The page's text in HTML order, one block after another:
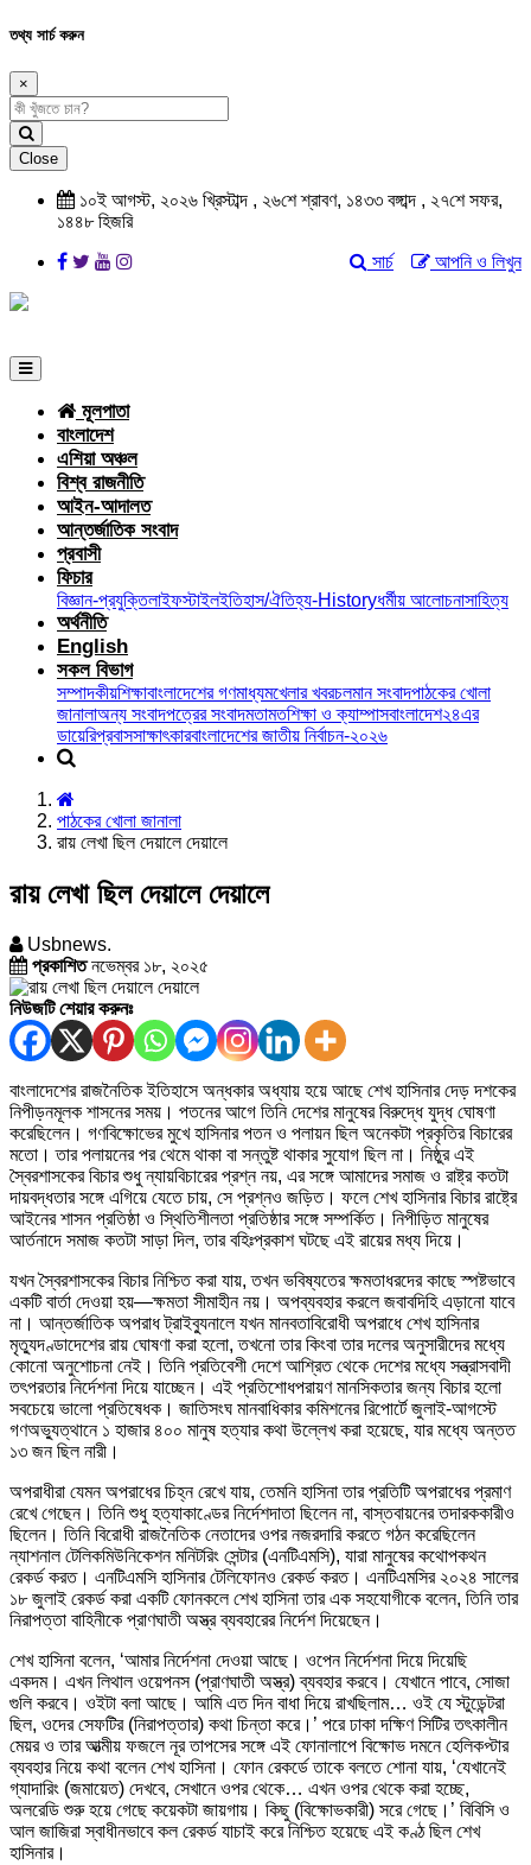
তথ্য সার্চ করুন
×
Close
১০ই আগস্ট, ২০২৬ খ্রিস্টাব্দ , ২৬শে শ্রাবণ, ১৪৩৩ বঙ্গাব্দ , ২৭শে সফর,
১৪৪৮ হিজরি
আপনি ও লিখুন
সার্চ
মূলপাতা
বাংলাদেশ
এশিয়া অঞ্চল
বিশ্ব রাজনীতি
আইন-আদালত
আন্তর্জাতিক সংবাদ
প্রবাসী
ফিচার
বিজ্ঞান-প্রযুক্তিলাইফস্টাইলইতিহাস/ঐতিহ্য-Historyধর্মীয় আলোচনাসাহিত্য
অর্থনীতি
English
সকল বিভাগ
সম্পাদকীয়শিক্ষাবাংলাদেশের গণমাধ্যমখেলার খবরচলমান সংবাদপাঠকের খোলা
জানালাঅন্য সংবাদপত্রের সংবাদমতামতশিক্ষা ও ক্যাম্পাসবাংলাদেশ২৪এর
ডায়েরিপ্রবাসসাক্ষাৎকারবাংলাদেশের জাতীয় নির্বাচন-২০২৬
পাঠকের খোলা জানালা
রায় লেখা ছিল দেয়ালে দেয়ালে
রায় লেখা ছিল দেয়ালে দেয়ালে
Usbnews.
প্রকাশিতনভেম্বর ১৮, ২০২৫
নিউজটি শেয়ার করুনঃ
বাংলাদেশের রাজনৈতিক ইতিহাসে অন্ধকার অধ্যায় হয়ে আছে শেখ হাসিনার দেড় দশকের
নিপীড়নমূলক শাসনের সময়। পতনের আগে তিনি দেশের মানুষের বিরুদ্ধে যুদ্ধ ঘোষণা
করেছিলেন। গণবিক্ষোভের মুখে হাসিনার পতন ও পলায়ন ছিল অনেকটা প্রকৃতির বিচারের
মতো। তার পলায়নের পর থেমে থাকা বা সন্তুষ্ট থাকার সুযোগ ছিল না। নিষ্ঠুর এই
স্বৈরশাসকের বিচার শুধু ন্যায়বিচারের প্রশ্ন নয়, এর সঙ্গে আমাদের সমাজ ও রাষ্ট্র কতটা
দায়বদ্ধতার সঙ্গে এগিয়ে যেতে চায়, সে প্রশ্নও জড়িত। ফলে শেখ হাসিনার বিচার রাষ্ট্রে
আইনের শাসন প্রতিষ্ঠা ও স্থিতিশীলতা প্রতিষ্ঠার সঙ্গে সম্পর্কিত। নিপীড়িত মানুষের
আর্তনাদে সমাজ কতটা সাড়া দিল, তার বহিঃপ্রকাশ ঘটছে এই রায়ের মধ্য দিয়ে।
যখন স্বৈরশাসকের বিচার নিশ্চিত করা যায়, তখন ভবিষ্যতের ক্ষমতাধরদের কাছে স্পষ্টভাবে
একটি বার্তা দেওয়া হয়—ক্ষমতা সীমাহীন নয়। অপব্যবহার করলে জবাবদিহি এড়ানো যাবে
না। আন্তর্জাতিক অপরাধ ট্রাইব্যুনালে যখন মানবতাবিরোধী অপরাধে শেখ হাসিনার
মৃত্যুদণ্ডাদেশের রায় ঘোষণা করা হলো, তখনো তার কিংবা তার দলের অনুসারীদের মধ্যে
কোনো অনুশোচনা নেই। তিনি প্রতিবেশী দেশে আশ্রিত থেকে দেশের মধ্যে সন্ত্রাসবাদী
তৎপরতার নির্দেশনা দিয়ে যাচ্ছেন। এই প্রতিশোধপরায়ণ মানসিকতার জন্য বিচার হলো
সবচেয়ে ভালো প্রতিষেধক। জাতিসংঘ মানবাধিকার কমিশনের রিপোর্টে জুলাই-আগস্টে
গণঅভ্যুত্থানে ১ হাজার ৪০০ মানুষ হত্যার কথা উল্লেখ করা হয়েছে, যার মধ্যে অন্তত
১৩ জন ছিল নারী।
অপরাধীরা যেমন অপরাধের চিহ্ন রেখে যায়, তেমনি হাসিনা তার প্রতিটি অপরাধের প্রমাণ
রেখে গেছেন। তিনি শুধু হত্যাকাণ্ডের নির্দেশদাতা ছিলেন না, বাস্তবায়নের তদারককারীও
ছিলেন। তিনি বিরোধী রাজনৈতিক নেতাদের ওপর নজরদারি করতে গঠন করেছিলেন
ন্যাশনাল টেলিকমিউনিকেশন মনিটরিং সেন্টার (এনটিএমসি), যারা মানুষের কথোপকথন
রেকর্ড করত। এনটিএমসি হাসিনার টেলিফোনও রেকর্ড করত। এনটিএমসির ২০২৪ সালের
১৮ জুলাই রেকর্ড করা একটি ফোনকলে শেখ হাসিনা তার এক সহযোগীকে বলেন, তিনি তার
নিরাপত্তা বাহিনীকে প্রাণঘাতী অস্ত্র ব্যবহারের নির্দেশ দিয়েছেন।
শেখ হাসিনা বলেন, ‘আমার নির্দেশনা দেওয়া আছে। ওপেন নির্দেশনা দিয়ে দিয়েছি
একদম। এখন লিথাল ওয়েপনস (প্রাণঘাতী অস্ত্র) ব্যবহার করবে। যেখানে পাবে, সোজা
গুলি করবে। ওইটা বলা আছে। আমি এত দিন বাধা দিয়ে রাখছিলাম… ওই যে স্টুডেন্টরা
ছিল, ওদের সেফটির (নিরাপত্তার) কথা চিন্তা করে।’ পরে ঢাকা দক্ষিণ সিটির তৎকালীন
মেয়র ও তার আত্মীয় ফজলে নূর তাপসের সঙ্গে এই ফোনালাপে বিক্ষোভ দমনে হেলিকপ্টার
ব্যবহার নিয়ে কথা বলেন শেখ হাসিনা। ফোন রেকর্ডে তাকে বলতে শোনা যায়, ‘যেখানেই
গ্যাদারিং (জমায়েত) দেখবে, সেখানে ওপর থেকে… এখন ওপর থেকে করা হচ্ছে,
অলরেডি শুরু হয়ে গেছে কয়েকটা জায়গায়। কিছু (বিক্ষোভকারী) সরে গেছে।’ বিবিসি ও
আল জাজিরা স্বাধীনভাবে কল রেকর্ড যাচাই করে নিশ্চিত হয়েছে এই কণ্ঠ ছিল শেখ
হাসিনার।